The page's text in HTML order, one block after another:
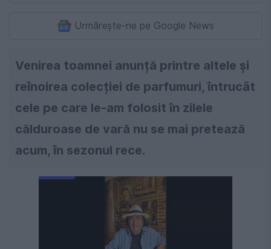
Urmărește-ne pe Google News
Venirea toamnei anunță printre altele și
reînoirea colecției de parfumuri, întrucât
cele pe care le-am folosit în zilele
călduroase de vară nu se mai pretează
acum, în sezonul rece.